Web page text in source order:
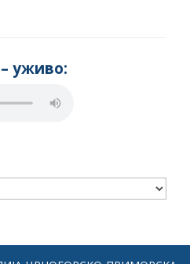
yживо: